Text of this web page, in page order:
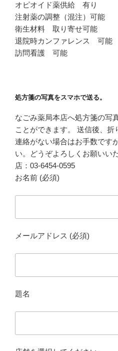
オピオイド薬供給 有り
注射薬の調整（混注）可能
衛生材料 取り寄せ可能
退院時カンファレンス 可能
訪問看護 可能
処方箋の写真をスマホで送る。
なごみ薬局本店へ処方箋の写
ことができます。 送信後、折
連絡がない場合はお手数です
い。どうぞよろしくお願いい
店：03-6454-0595
お名前 (必須)
メールアドレス (必須)
題名